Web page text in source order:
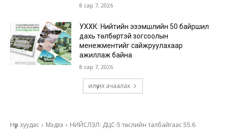
8 сар 7, 2026
УХХК: Нийтийн эзэмшлийн 50 байршил
дахь төлбөртэй зогсоолын
менежментийг сайжруулахаар
ажиллаж байна
8 сар 7, 2026
илүү их ачаалах